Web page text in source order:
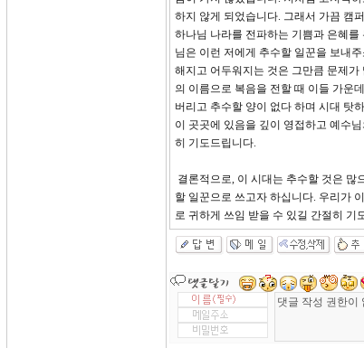
하지 않게 되었습니다. 그래서 가끔 캠
하나님 나라를 전파하는 기쁨과 은혜
님은 이런 저에게 추수할 일꾼을 보내
해지고 어두워지는 것은 그만큼 문제
의 이름으로 복음을 전할 때 이들 가운
버리고 추수할 양이 없다 하며 시대 탓
이 곳곳에 있음을 깊이 영접하고 예수
히 기도드립니다.
결론적으로, 이 시대는 추수할 것은 많
할 일꾼으로 쓰고자 하십니다. 우리가
로 귀하게 쓰임 받을 수 있길 간절히 기